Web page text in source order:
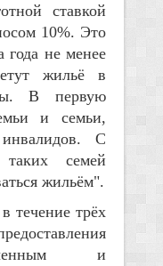
ставкой
10%. Это
года не менее
жильё в
В первую
и семьи,
С
семей
жильём".
течение трёх
и